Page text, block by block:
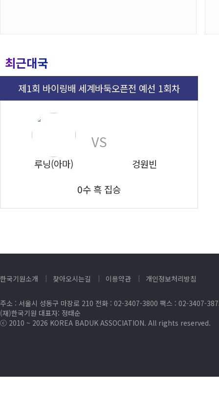
최근대국
제1회 바이링배 세계바둑오픈전 예선 1회차
루닝(아마)
VS
겅원빈
0수 흑 집승
한국기원소개 찾아오시는길 이용약관 개인정보처리방침
주소 : 서울시 성동구 마장로 210 전화 : 02-3407-3800 팩스 : 02-3407-
(재)한국기원 대표자: 정태순
ⓒ 2010 ~ 2026 KOREA BADUK ASSOCIATION. All rights reserved.